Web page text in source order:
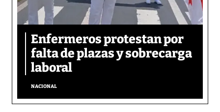
Enfermeros protestan por
falta de plazas y sobrecarga
laboral
NACIONAL